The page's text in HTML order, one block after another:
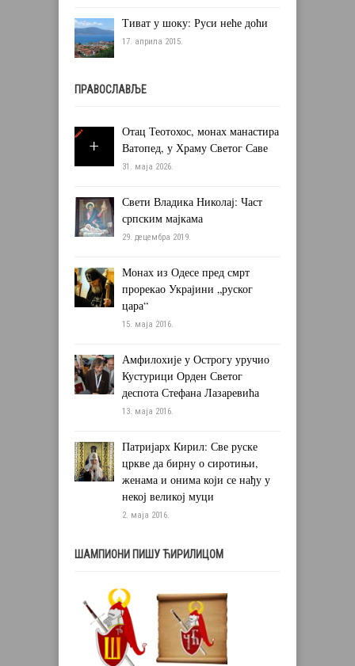
Тиват у шоку: Руси неће доћи
17. априла 2015.
ПРАВОСЛАВЉЕ
Отац Теотохос, монах манастира
Ватопед, у Храму Светог Саве
31. маја 2026.
Свети Владика Николај: Част
српским мајкама
29. децембра 2019.
Монах из Одесе пред смрт
прорекао Украјини „руског
цара“
15. маја 2016.
Амфилохије у Острогу уручио
Кустурици Орден Светог
деспота Стефана Лазаревића
13. маја 2016.
Патријарх Кирил: Све руске
цркве да бирну о сиротињи,
женама и онима који се нађу у
некој великој муци
2. маја 2016.
ШАМПИОНИ ПИШУ ЋИРИЛИЦОМ